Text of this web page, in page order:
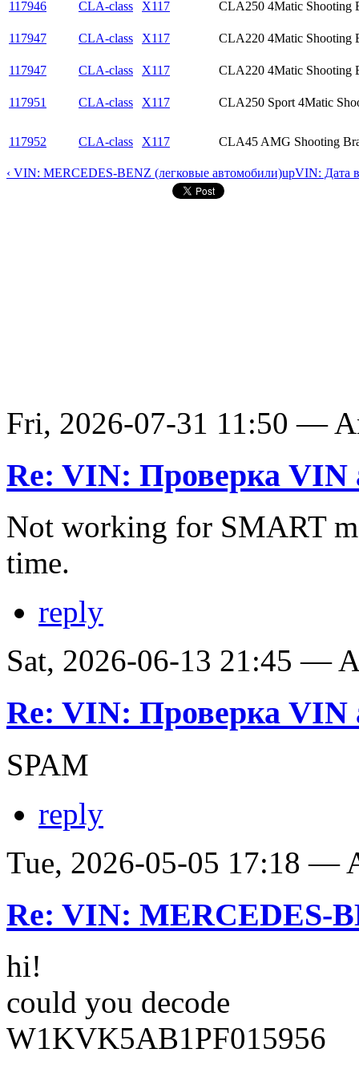
117946 CLA-class X117 CLA250 4Matic Shooting
117947 CLA-class X117 CLA220 4Matic Shooting
117947 CLA-class X117 CLA220 4Matic Shooting
117951 CLA-class X117 CLA250 Sport 4Matic
117952 CLA-class X117 CLA45 AMG Shooting
‹ VIN: MERCEDES-BENZ (легковые автомобили)upVIN: Дата
Fri, 2026-07-31 11:50 —
Re: VIN: Проверка VIN
Not working for SMART
time.
reply
Sat, 2026-06-13 21:45 —
Re: VIN: Проверка VIN
SPAM
reply
Tue, 2026-05-05 17:18 —
Re: VIN: MERCEDES-
hi!
could you decode
W1KVK5AB1PF015956